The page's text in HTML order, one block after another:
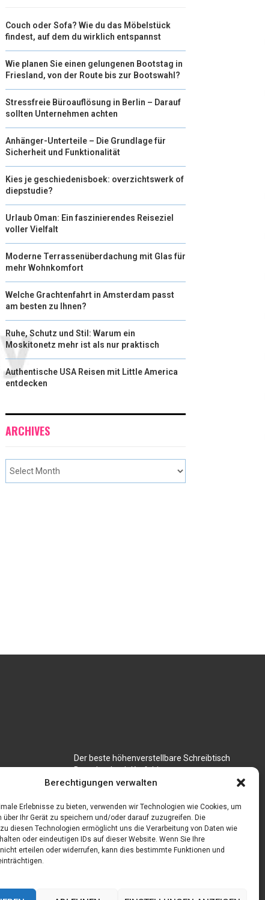
Berechtigungen verwalten
Erlebnisse zu bieten, verwenden wir Technologien wie Cookies, um
über Ihr Gerät zu speichern und/oder darauf zuzugreifen. Die
diesen Technologien ermöglicht uns die Verarbeitung von Daten wie
oder eindeutigen IDs auf dieser Website. Wenn Sie Ihre
erteilen oder widerrufen, kann dies bestimmte Funktionen und
Couch oder Sofa? Wie du das Möbelstück
findest, auf dem du wirklich entspannst
Wie planen Sie einen gelungenen Bootstag in
Friesland, von der Route bis zur Bootswahl?
Stressfreie Büroauflösung in Berlin – Darauf
sollten Unternehmen achten
Anhänger-Unterteile – Die Grundlage für
Sicherheit und Funktionalität
Kies je geschiedenisboek: overzichtswerk of
diepstudie?
Urlaub Oman: Ein faszinierendes Reiseziel
voller Vielfalt
Moderne Terrassenüberdachung mit Glas für
mehr Wohnkomfort
Welche Grachtenfahrt in Amsterdam passt
am besten zu Ihnen?
Ruhe, Schutz und Stil: Warum ein
Moskitonetz mehr ist als nur praktisch
Authentische USA Reisen mit Little America
entdecken
ARCHIVES
Der beste höhenverstellbare Schreibtisch
Branchenbuch Krefeld